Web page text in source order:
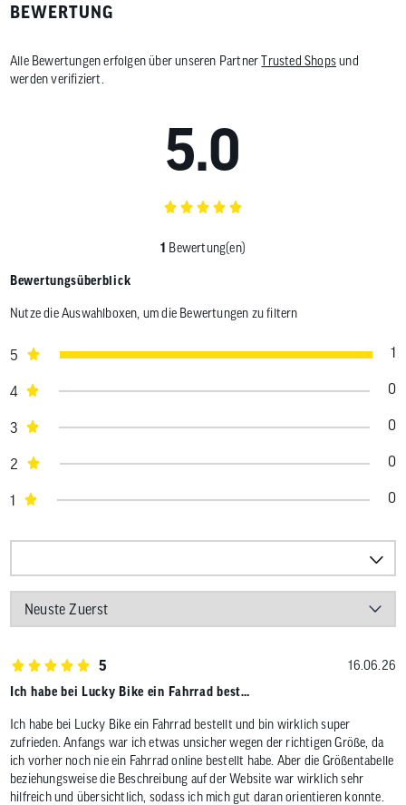
BEWERTUNG
Alle Bewertungen erfolgen über unseren PartnerTrusted Shopsund
werden verifiziert.
5.0
1 Bewertung(en)
Bewertungsüberblick
Nutze die Auswahlboxen, um die Bewertungen zu filtern
5 1
4 0
3 0
2 0
1 0
5
16.06.26
Ich habe bei Lucky Bike ein Fahrrad best…
Ich habe bei Lucky Bike ein Fahrrad bestellt und bin wirklich super
zufrieden. Anfangs war ich etwas unsicher wegen der richtigen Größe, da
ich vorher noch nie ein Fahrrad online bestellt habe. Aber die Größentabelle
beziehungsweise die Beschreibung auf der Website war wirklich sehr
hilfreich und übersichtlich, sodass ich mich gut daran orientieren konnte.